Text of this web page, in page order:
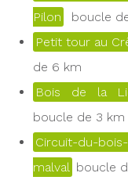
Pilon
boucle
Petit tour au
de 6 km
Bois de la
boucle de 3 km
Circuit-du-
malval boucle